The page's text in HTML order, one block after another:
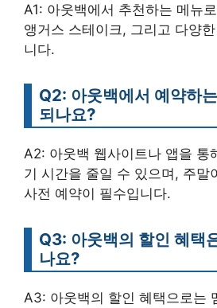
A1: 아웃백에서 추천하는 메뉴
앵거스 스테이크, 그리고 다양
니다.
Q2: 아웃백에서 예약하
되나요?
A2: 아웃백 웹사이트나 앱을 통
기 시간을 줄일 수 있으며, 주말
사전 예약이 필수입니다.
Q3: 아웃백의 할인 혜택
나요?
A3: 아웃백의 할인 혜택으로는